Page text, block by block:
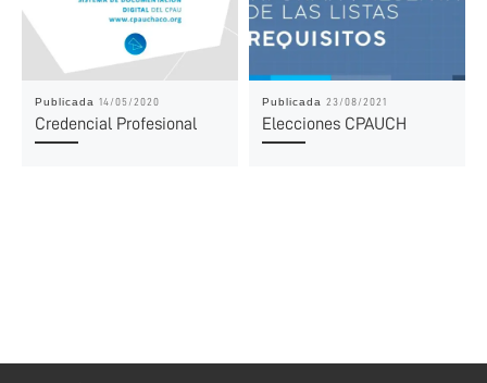
Publicada 14/05/2020
Credencial Profesional
Publicada 23/08/2021
Elecciones CPAUCH